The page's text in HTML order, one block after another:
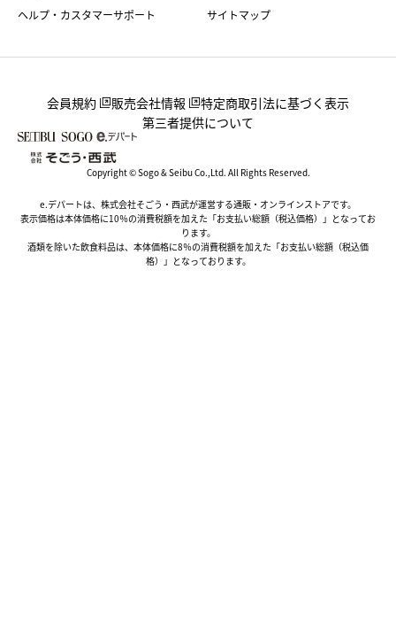
ヘルプ・カスタマーサポート サイトマップ
会員規約 販売会社情報
特定商取引法に基づく表示
第三者提供について
Copyright © Sogo & Seibu Co.,Ltd. All Rights Reserved.
e.デパートは、株式会社そごう・西武が運営する通販・オンラインストアです。
表示価格は本体価格に10％の消費税額を加えた「お支払い総額（税込価格）」となってお
ります。
酒類を除いた飲食料品は、本体価格に8％の消費税額を加えた「お支払い総額（税込価
格）」となっております。